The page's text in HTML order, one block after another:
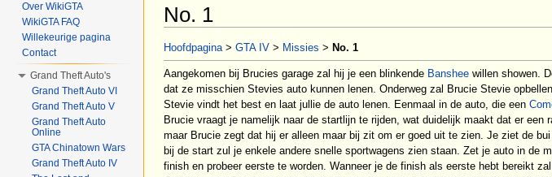
No. 1
Hoofdpagina> GTA IV > Missies > No. 1
Aangekomen bij Brucies garage zal hij je een blinkende Banshee willen showen.
dat ze misschien Stevies auto kunnen lenen. Onderweg zal Brucie Stevie
Stevie vindt het best en laat jullie de auto lenen. Eenmaal in de auto, die een
Brucie vraagt je namelijk naar de startlijn te rijden, wat duidelijk maakt dat er een
maar Brucie zegt dat hij er alleen maar bij zit om er goed uit te zien. Je ziet de
bij de start zul je enkele andere snelle sportwagens zien staan. Zet je auto in de
finish en probeer eerste te worden. Wanneer je de finish als eerste hebt bereikt
Over WikiGTA
WikiGTA FAQ
Willekeurige pagina
Contact
Grand Theft Auto's
Grand Theft Auto VI
Grand Theft Auto V
Grand Theft Auto
Online
GTA Chinatown Wars
Grand Theft Auto IV